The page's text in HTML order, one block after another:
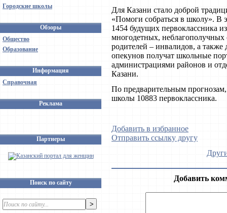
Городские школы
Обзоры
Общество
Образование
Информация
Справочная
Реклама
Партнеры
Поиск по сайту
Для Казани стало доброй
«Помоги собраться в школу». В
1454 будущих первоклассника
многодетных, неблагополучных
родителей – инвалидов, а
опекунов получат школьные
администрациями районов и
Казани.
По предварительным
школы 10883 первоклассника.
Добавить в избранное
Отправить ссылку другу
Добавить